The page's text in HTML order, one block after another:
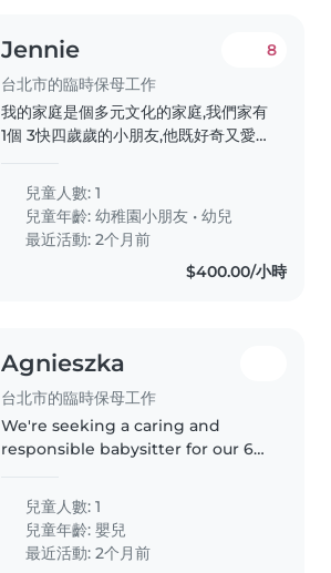
Jennie
台北市的臨時保母工作
8
我的家庭是個多元文化的家庭,我們家有
1個 3快四歲歲的小朋友,他既好奇又愛
他的臨時保母、居家保母或全職保母,希
望這位保母可以對烹飪和家務有一定的
經驗和熟悉度。如果你有興趣,歡迎隨時
和我聯繫,安排見面的機會。 之外
1/7/2026之後找一位專職保姆可以照顧
望有興趣能與我聯繫。
兒童人數: 1
兒童年齡:幼稚園小朋友 •幼兒
最近活動: 2个月前
$400.00/小時
Agnieszka
台北市的臨時保母工作
We're seeking a caring and
responsible babysitter for our 6
is full of curiosity and playfulness.
Comfort with cooking and light
chores is a plus, but..
兒童人數: 1
兒童年齡:嬰兒
最近活動: 2个月前